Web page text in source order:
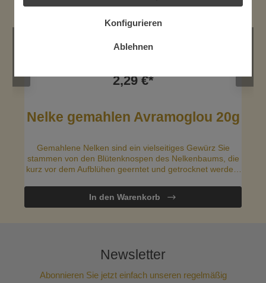
2,29 €*
Nelke gemahlen Avramoglou 20g
Gemahlene Nelken sind ein vielseitiges Gewürz Sie
stammen von den Blütenknospen des Nelkenbaums, die
kurz vor dem Aufblühen geerntet und getrocknet werden.
brennend-würziges Aroma, das durch Erhitzen besonders
intensiv wird
In den Warenkorb
Newsletter
Abonnieren Sie jetzt einfach unseren regelmäßig
Konfigurieren
Ablehnen